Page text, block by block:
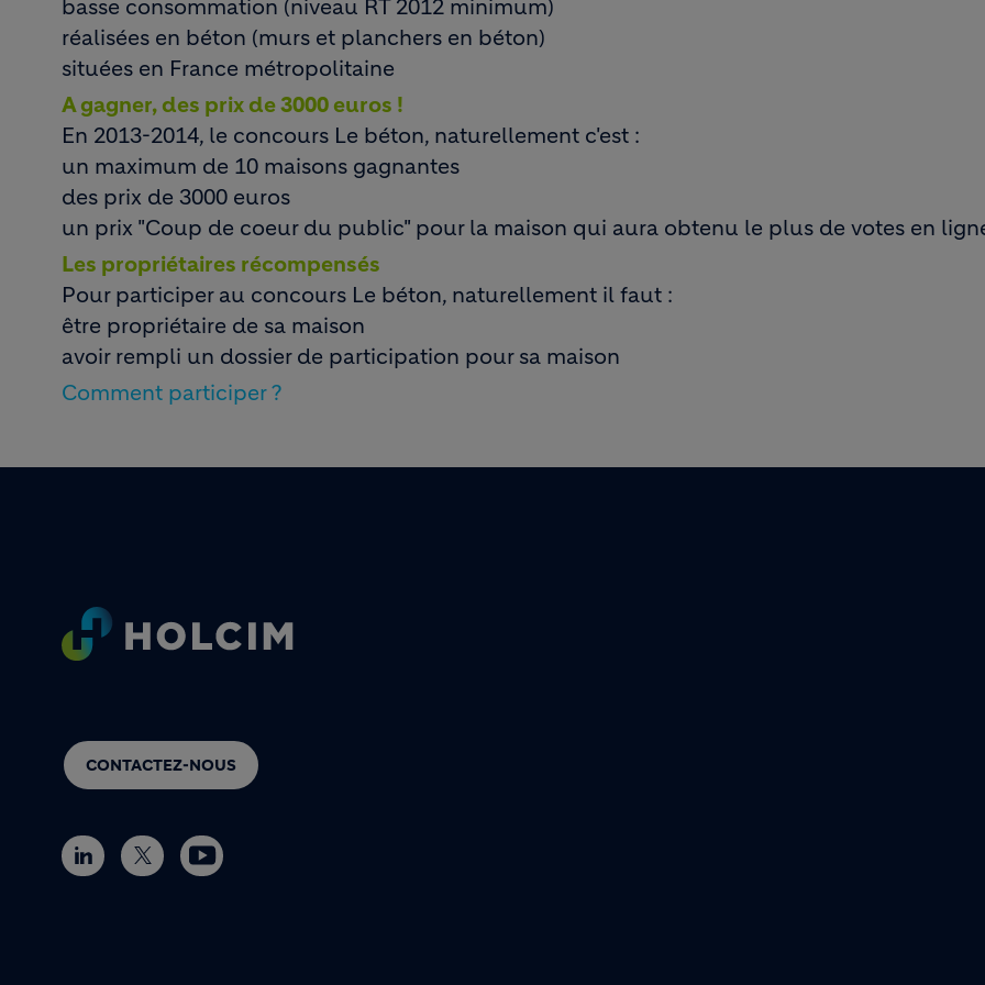
basse consommation (niveau RT 2012 minimum)
réalisées en béton (murs et planchers en béton)
situées en France métropolitaine
A gagner, des prix de 3000 euros !
En 2013-2014, le concours Le béton, naturellement c'est :
un maximum de 10 maisons gagnantes
des prix de 3000 euros
un prix "Coup de coeur du public" pour la maison qui aura obtenu le plus de votes en
Les propriétaires récompensés
Pour participer au concours Le béton, naturellement il faut :
être propriétaire de sa maison
avoir rempli un dossier de participation pour sa maison
Comment participer ?
CONTACTEZ-NOUS